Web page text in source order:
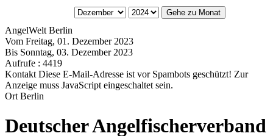
Gehe zu Monat
AngelWelt Berlin
Vom Freitag, 01. Dezember 2023
Bis Sonntag, 03. Dezember 2023
Aufrufe : 4419
Kontakt Diese E-Mail-Adresse ist vor Spambots geschützt! Zur
Anzeige muss JavaScript eingeschaltet sein.
Ort Berlin
Deutscher Angelfischerverband